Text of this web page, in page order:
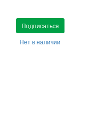
Подписаться
Нет в наличии